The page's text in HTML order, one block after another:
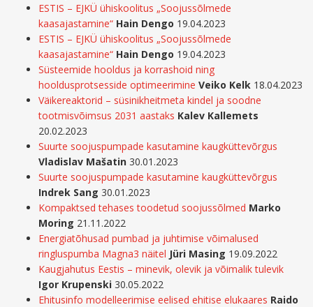
ESTIS – EJKÜ ühiskoolitus „Soojussõlmede
kaasajastamine“ Hain Dengo 19.04.2023
ESTIS – EJKÜ ühiskoolitus „Soojussõlmede
kaasajastamine“ Hain Dengo 19.04.2023
Süsteemide hooldus ja korrashoid ning
hooldusprotsesside optimeerimine Veiko Kelk 18.04.2023
Väikereaktorid – süsinikheitmeta kindel ja soodne
tootmisvõimsus 2031 aastaks Kalev Kallemets
20.02.2023
Suurte soojuspumpade kasutamine kaugküttevõrgus
Vladislav Mašatin 30.01.2023
Suurte soojuspumpade kasutamine kaugküttevõrgus
Indrek Sang 30.01.2023
Kompaktsed tehases toodetud soojussõlmed Marko
Moring 21.11.2022
Energiatõhusad pumbad ja juhtimise võimalused
ringluspumba Magna3 näitel Jüri Masing 19.09.2022
Kaugjahutus Eestis – minevik, olevik ja võimalik tulevik
Igor Krupenski 30.05.2022
Ehitusinfo modelleerimise eelised ehitise elukaares Raido